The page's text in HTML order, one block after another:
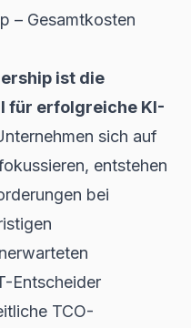
– Gesamtkosten
ist die
für erfolgreiche KI-
sich auf
entstehen
bei
Entscheider
TCO-